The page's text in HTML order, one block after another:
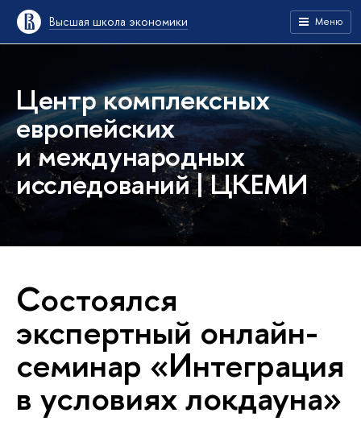
Высшая школа экономики Меню
Центр комплексных
европейских
и международных
исследований | ЦКЕМИ
Состоялся
экспертный онлайн-
семинар «Интеграция
в условиях локдауна»